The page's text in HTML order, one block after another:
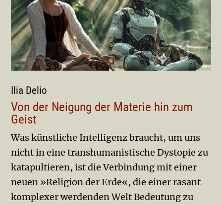
Ilia Delio
Von der Neigung der Materie hin zum
Geist
Was künstliche Intelligenz braucht, um uns
nicht in eine transhumanistische Dystopie zu
katapultieren, ist die Verbindung mit einer
neuen »Religion der Erde«, die einer rasant
komplexer werdenden Welt Bedeutung zu